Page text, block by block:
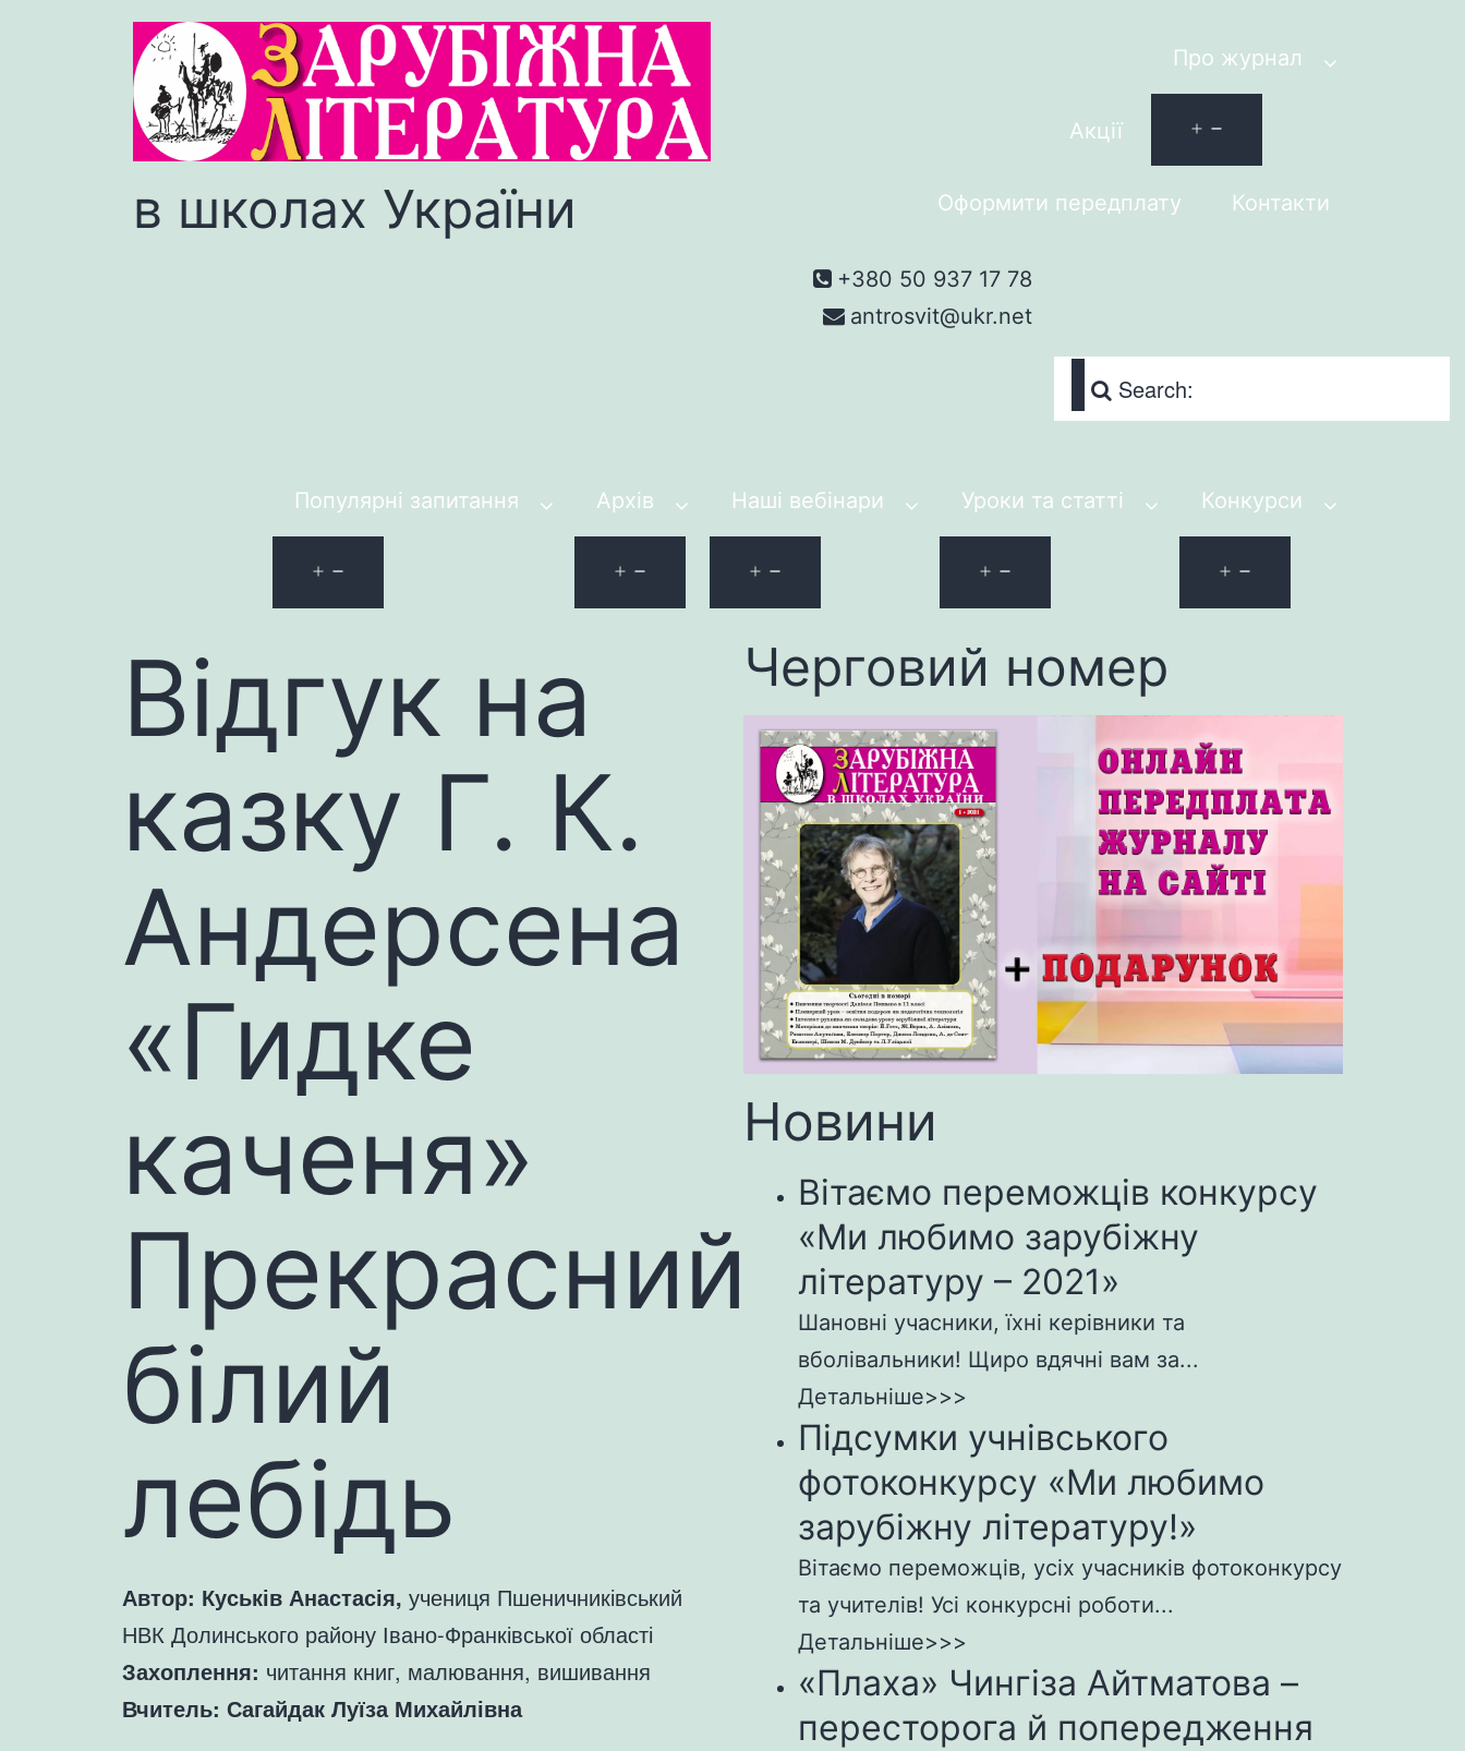
в школах України
Акції
Про журнал
Оформити передплату Контакти
+380 50 937 17 78
antrosvit@ukr.net
Search:
Популярні запитання Архів Наші вебінари Уроки та статті Конкурси
Відгук на
казку Г. К.
Андерсена
«Гидке
каченя»
Прекрасний
білий
лебідь
Автор: Куськів Анастасія, учениця Пшеничниківський
НВК Долинського району Івано-Франківської області
Захоплення: читання книг, малювання, вишивання
Вчитель: Сагайдак Луїза Михайлівна
Черговий номер
Новини
Вітаємо переможців конкурсу
«Ми любимо зарубіжну
літературу – 2021»
Шановні учасники, їхні керівники та
вболівальники! Щиро вдячні вам за...
Детальніше>>>
Підсумки учнівського
фотоконкурсу «Ми любимо
зарубіжну літературу!»
Вітаємо переможців, усіх учасників фотоконкурсу
та учителів! Усі конкурсні роботи...
Детальніше>>>
«Плаха» Чингіза Айтматова –
пересторога й попередження